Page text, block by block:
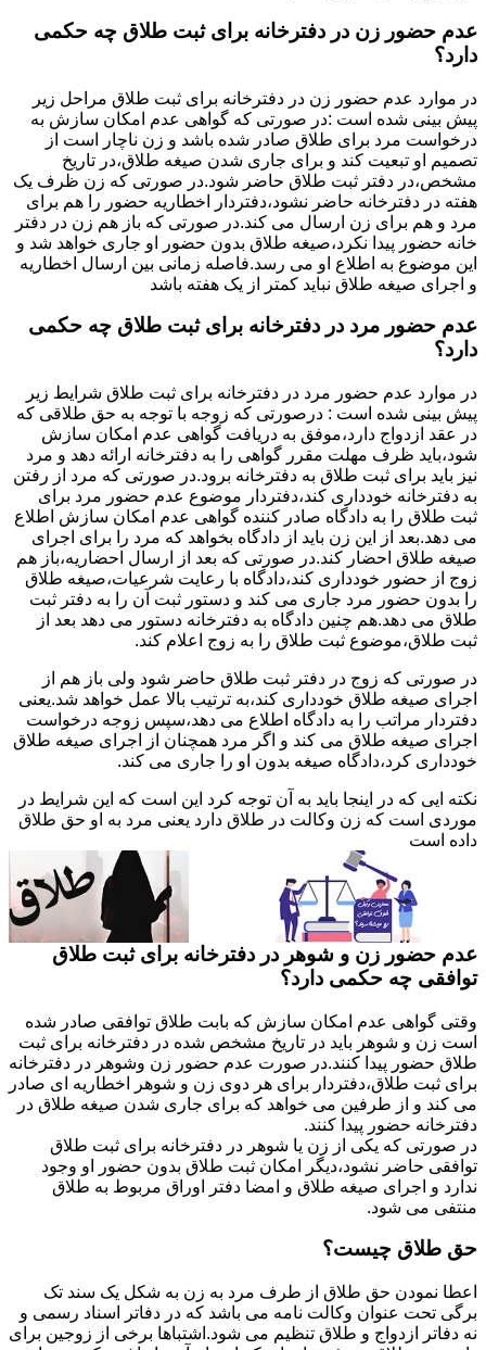
عدم حضور زن در دفترخانه برای ثبت طلاق چه حکمی
دارد؟
در موارد عدم حضور زن در دفترخانه برای ثبت طلاق مراحل زیر
پیش بینی شده است :در صورتی که گواهی عدم امکان سازش به
درخواست مرد برای طلاق صادر شده باشد و زن ناچار است از
تصمیم او تبعیت کند و برای جاری شدن صیغه طلاق،در تاریخ
مشخص،در دفتر ثبت طلاق حاضر شود.در صورتی که زن ظرف یک
هفته در دفترخانه حاضر نشود،دفتردار اخطاریه حضور را هم برای
مرد و هم برای زن ارسال می کند.در صورتی که باز هم زن در دفتر
خانه حضور پیدا نکرد،صیغه طلاق بدون حضور او جاری خواهد شد و
این موضوع به اطلاع او می رسد.فاصله زمانی بین ارسال اخطاریه
و اجرای صیغه طلاق نباید کمتر از یک هفته باشد
عدم حضور مرد در دفترخانه برای ثبت طلاق چه حکمی
دارد؟
در موارد عدم حضور مرد در دفترخانه برای ثبت طلاق شرایط زیر
پیش بینی شده است : درصورتی که زوجه با توجه به حق طلاقی که
در عقد ازدواج دارد،موفق به دریافت گواهی عدم امکان سازش
شود،باید ظرف مهلت مقرر گواهی را به دفترخانه ارائه دهد و مرد
نیز باید برای ثبت طلاق به دفترخانه برود.در صورتی که مرد از رفتن
به دفترخانه خودداری کند،دفتردار موضوع عدم حضور مرد برای
ثبت طلاق را به دادگاه صادر کننده گواهی عدم امکان سازش اطلاع
می دهد.بعد از این زن باید از دادگاه بخواهد که مرد را برای اجرای
صیغه طلاق احضار کند.در صورتی که بعد از ارسال احضاریه،باز هم
زوج از حضور خودداری کند،دادگاه با رعایت شرعیات،صیغه طلاق
را بدون حضور مرد جاری می کند و دستور ثبت آن را به دفتر ثبت
طلاق می دهد.هم چنین دادگاه به دفترخانه دستور می دهد بعد از
ثبت طلاق،موضوع ثبت طلاق را به زوج اعلام کند.
در صورتی که زوج در دفتر ثبت طلاق حاضر شود ولی باز هم از
اجرای صیغه طلاق خودداری کند،به ترتیب بالا عمل خواهد شد.یعنی
دفتردار مراتب را به دادگاه اطلاع می دهد،سپس زوجه درخواست
اجرای صیغه طلاق می کند و اگر مرد همچنان از اجرای صیغه طلاق
خودداری کرد،دادگاه صیغه بدون او را جاری می کند.
نکته ایی که در اینجا باید به آن توجه کرد این است که این شرایط در
موردی است که زن وکالت در طلاق دارد یعنی مرد به او حق طلاق
داده است
عدم حضور زن و شوهر در دفترخانه برای ثبت طلاق
توافقی چه حکمی دارد؟
وقتی گواهی عدم امکان سازش که بابت طلاق توافقی صادر شده
است زن و شوهر باید در تاریخ مشخص شده در دفترخانه برای ثبت
طلاق حضور پیدا کنند.در صورت عدم حضور زن وشوهر در دفترخانه
برای ثبت طلاق،دفتردار برای هر دوی زن و شوهر اخطاریه ای صادر
می کند و از طرفین می خواهد که برای جاری شدن صیغه طلاق در
دفترخانه حضور پیدا کنند.
در صورتی که یکی از زن یا شوهر در دفترخانه برای ثبت طلاق
توافقی حاضر نشود،دیگر امکان ثبت طلاق بدون حضور او وجود
ندارد و اجرای صیغه طلاق و امضا دفتر اوراق مربوط به طلاق
منتفی می شود.
حق طلاق چیست؟
اعطا نمودن حق طلاق از طرف مرد به زن به شکل یک سند تک
برگی تحت عنوان وکالت نامه می باشد که در دفاتر اسناد رسمی و
نه دفاتر ازدواج و طلاق تنظیم می شود.اشتباها برخی از زوجین برای